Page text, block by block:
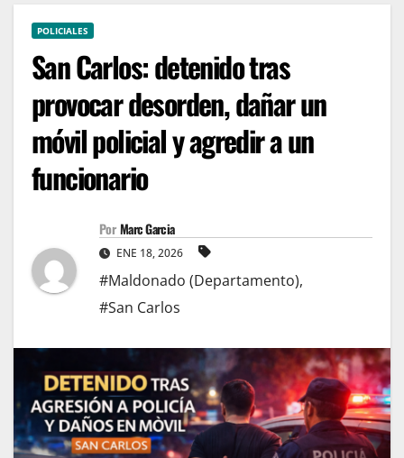
POLICIALES
San Carlos: detenido tras
provocar desorden, dañar un
móvil policial y agredir a un
funcionario
Por Marc Garcia
ENE 18, 2026
#Maldonado (Departamento),
#San Carlos